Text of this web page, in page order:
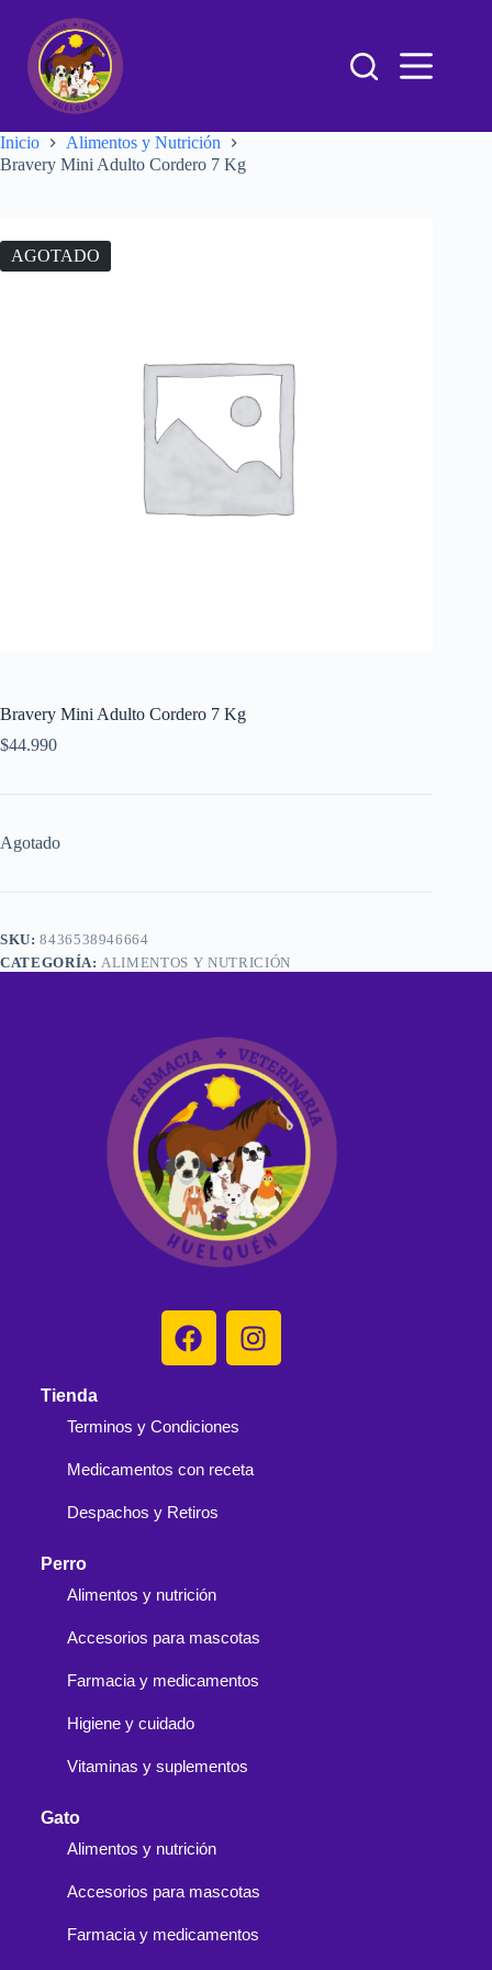
Inicio
Alimentos y Nutrición
Bravery Mini Adulto Cordero 7 Kg
AGOTADO
Bravery Mini Adulto Cordero 7 Kg
$44.990
Agotado
SKU:8436538946664
CATEGORÍA: ALIMENTOS Y NUTRICIÓN
Tienda
Terminos y Condiciones
Medicamentos con receta
Despachos y Retiros
Perro
Alimentos y nutrición
Accesorios para mascotas
Farmacia y medicamentos
Higiene y cuidado
Vitaminas y suplementos
Gato
Alimentos y nutrición
Accesorios para mascotas
Farmacia y medicamentos